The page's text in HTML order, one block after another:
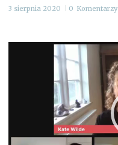
3 sierpnia 2020 0 Komentarzy